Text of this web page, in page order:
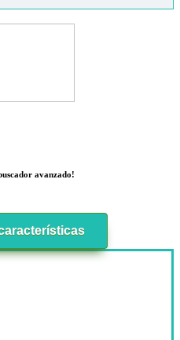
avanzado!